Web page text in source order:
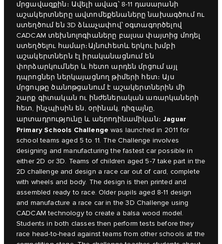
մրցավազքին։ Ավելի ավագ՝ 8-11 դասարանի
աշակերտները ավտոմեքենաները նախագծում ու
ստեղծում են 3D ձևաչափով՝ օգտագործելով
CADCAM տեխնոլոգիաները բալսա փայտից մոդել
ստեղծելու համար։Այնուհետև երկու խմբի
աշակերտներն էլ իրականացնում են
փորձարկումներ և հետո արդեն մրցում այլ
դպրոցներ ներկայացնող թիմերի հետ։ Այս
մրցույթը ծանոթցանում է աշակերտներին մի
շարք գիտական ու ինժեներական առարկաների
հետ, ինչպիսին են, օրինակ, դիզայնը,
արտադրությունը և աերոդինամիկան։Jaguar
Primary Schools Challenge was launched in 2011 for
school teams aged 5 to 11. The Challenge involves
designing and manufacturing the fastest car possible in
either 2D or 3D. Teams of children aged 5-7 take part in the
2D challenge and design a race car out of card, complete
with wheels and body. The design is then printed and
assembled ready to race. Older pupils aged 8-11 design
and manufacture a race car in the 3D Challenge using
CADCAM technology to create a balsa wood model.
Students in both classes then perform tests before they
race head-to-head against teams from other schools at the